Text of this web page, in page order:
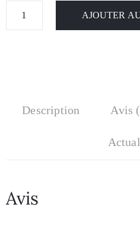
AJOUTER
Description Avis
Avis